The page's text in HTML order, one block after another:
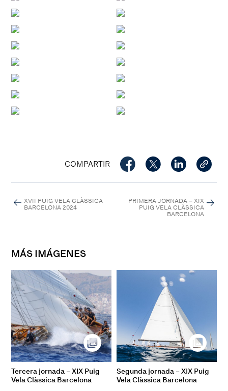
COMPARTIR
XVII PUIG VELA CLÀSSICA
BARCELONA 2024
PRIMERA JORNADA – XIX
PUIG VELA CLÀSSICA
BARCELONA
MÁS IMÁGENES
Tercera jornada – XIX Puig
Vela Clàssica Barcelona
Segunda jornada – XIX Puig
Vela Clàssica Barcelona